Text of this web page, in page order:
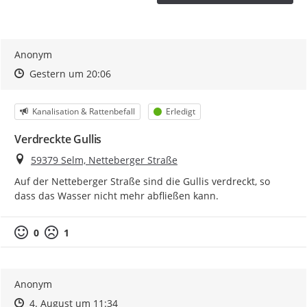
Anonym
Zeitpunkt des Erstellens
Zeitpunkt des Erstellens
Gestern um 20:06Zur Äußerung
Kategorie
Kanalisation & Rattenbefall Status
Erledigt
Verdreckte Gullis
Ort
59379 Selm, Netteberger Straße
Auf der Netteberger Straße sind die Gullis verdreckt, so
dass das Wasser nicht mehr abfließen kann.
0 1
Anonym
Zeitpunkt des Erstellens
Zeitpunkt des Erstellens
4. August um 11:34Zur Äußerung